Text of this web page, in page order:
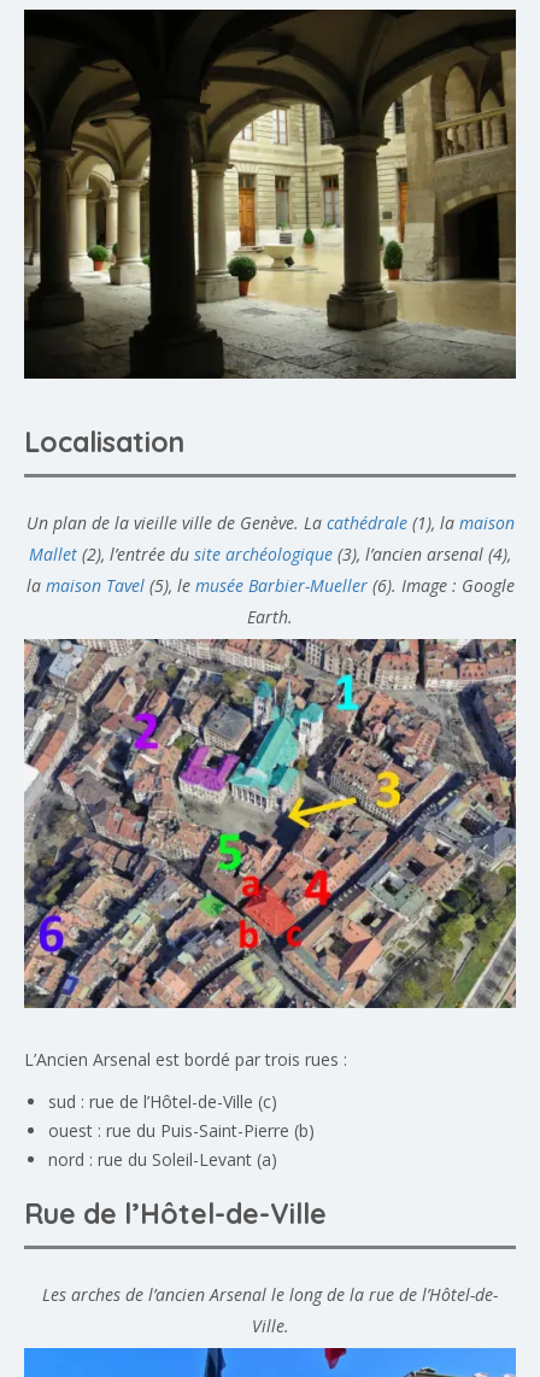
Localisation
Un plan de la vieille ville de Genève. La cathédrale(1), lamaison
Mallet (2), l’entrée du site archéologique (3), l’ancien arsenal (4),
la maison Tavel(5), le musée Barbier-Mueller(6). Image : Google
Earth.
L’Ancien Arsenal est bordé par trois rues :
sud : rue de l’Hôtel-de-Ville (c)
ouest : rue du Puis-Saint-Pierre (b)
nord : rue du Soleil-Levant (a)
Rue de l’Hôtel-de-Ville
Les arches de l’ancien Arsenal le long de la rue de l’Hôtel-de-
Ville.